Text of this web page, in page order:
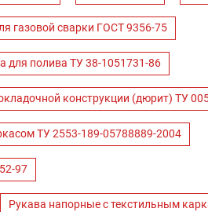
газовой сварки ГОСТ 9356-75
для полива ТУ 38-1051731-86
конструкции (дюрит) ТУ
ТУ 2553-189-05788889-2004
97
Рукава напорные с текстильным